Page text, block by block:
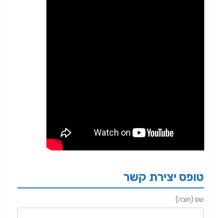
טופס יצירת קשר
שם (חובה)